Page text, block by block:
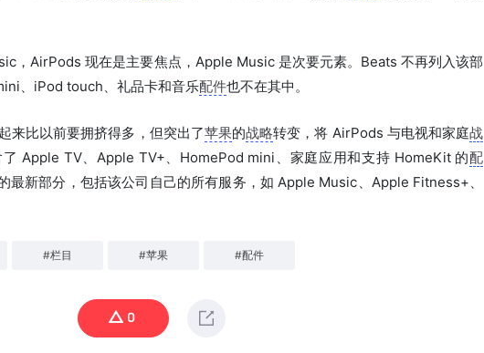
，AirPods 现在是主要焦点，Apple Music 是次要元素。Beats 不再列入该部
、iPod touch、礼品卡和音乐配件也不在其中。
来比以前要拥挤得多，但突出了苹果的战略转变，将 AirPods 与电视和家庭战
了 Apple TV、Apple TV+、HomePod mini、家庭应用和支持 HomeKit 的配
最新部分，包括该公司自己的所有服务，如 Apple Music、Apple Fitness+、
#栏目 #苹果 #配件
0